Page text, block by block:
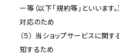
ー等（以下「規約等」といいます
対応のため
（５） 当ショップサービスに関
知するため